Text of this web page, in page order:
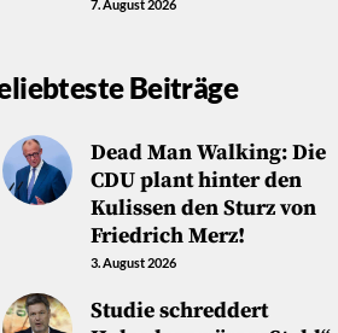
7. August 2026
Beiträge
Dead Man Walking: Die
CDU plant hinter den
Kulissen den Sturz von
Friedrich Merz!
3. August 2026
Studie schreddert